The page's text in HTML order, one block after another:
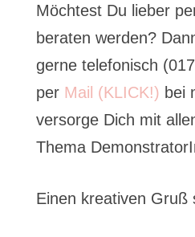
Möchtest Du lieber
beraten werden?
gerne telefonisch
per Mail (KLICK!) bei
versorge Dich mit
Thema
Einen kreativen Gruß